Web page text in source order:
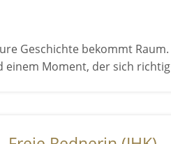
Geschichte bekommt
einem Moment, der sich